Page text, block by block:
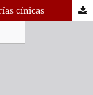
cínicas